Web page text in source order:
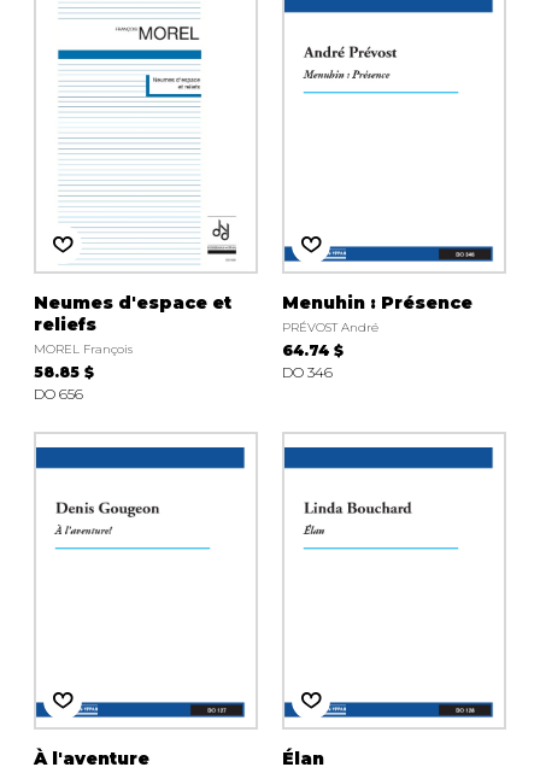
Neumes d'espace et
reliefs
MOREL François
58.85 $
DO 656
Menuhin : Présence
PRÉVOST André
64.74 $
DO 346
À l'aventure Élan